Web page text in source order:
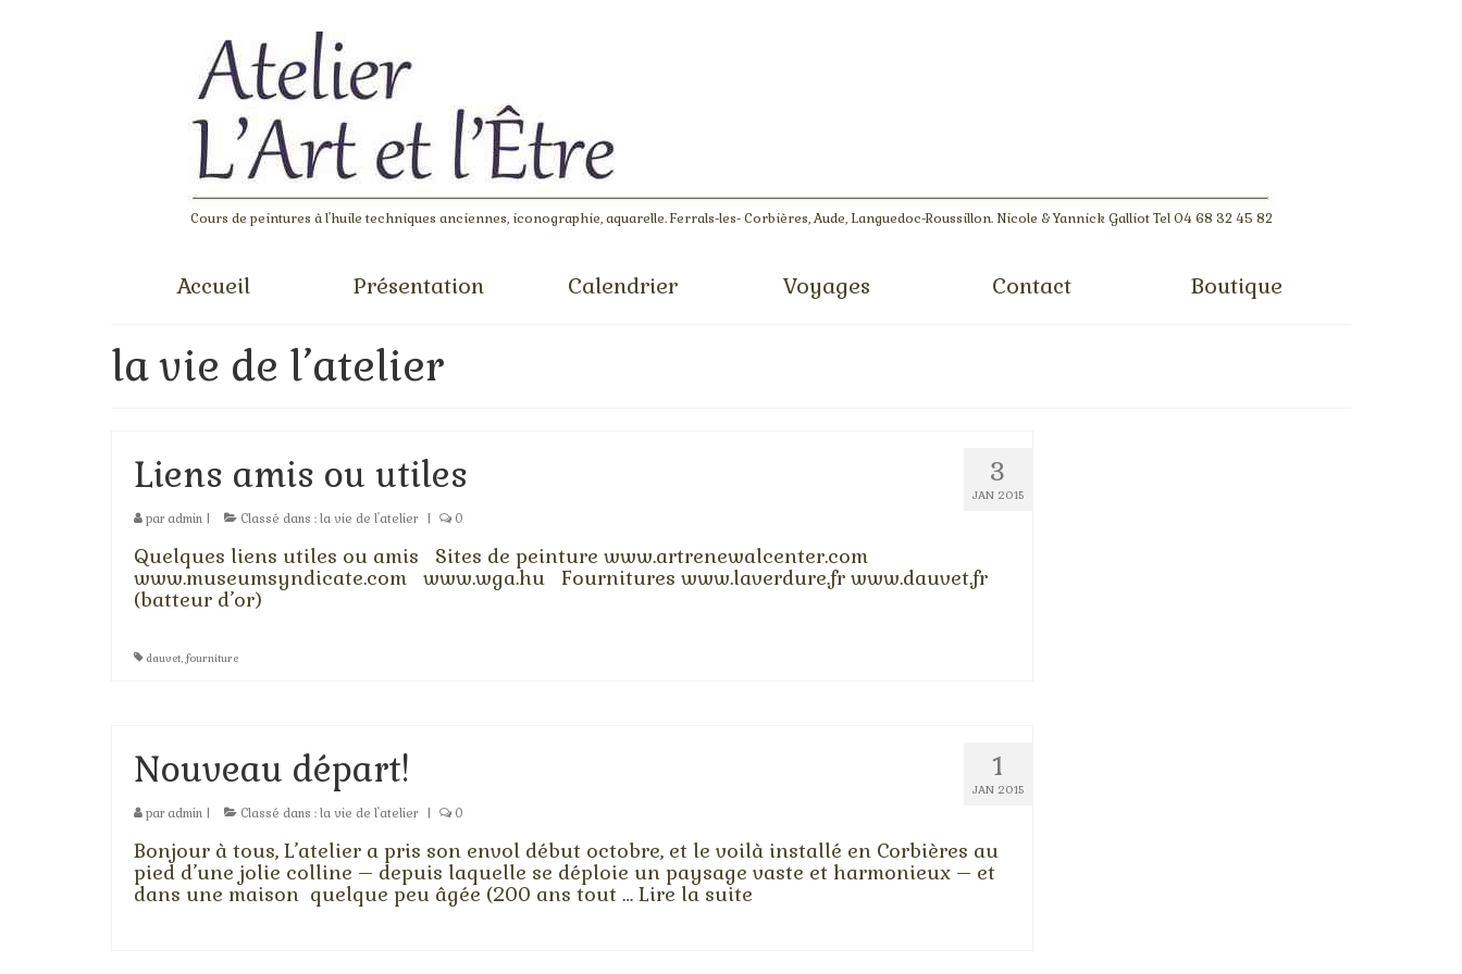
Cours de peintures à l'huile techniques anciennes, iconographie, aquarelle. Ferrals-les- Corbières, Aude, Languedoc-Roussillon. Nicole & Yannick Galliot Tel 04 68 32 45 82
Accueil Présentation Calendrier Voyages Contact Boutique
la vie de l’atelier
3
JAN 2015
Liens amis ou utiles
par admin Classé dans : la vie de l'atelier 0
Quelques liens utiles ou amis Sites de peinture www.artrenewalcenter.com
www.museumsyndicate.com www.wga.hu Fournitures www.laverdure.fr www.dauvet.fr
(batteur d’or)
dauvet, fourniture
1
JAN 2015
Nouveau départ!
par admin Classé dans : la vie de l'atelier 0
Bonjour à tous, L’atelier a pris son envol début octobre, et le voilà installé en Corbières au
pied d’une jolie colline – depuis laquelle se déploie un paysage vaste et harmonieux – et
dans une maison quelque peu âgée (200 ans tout … Lire la suite­­